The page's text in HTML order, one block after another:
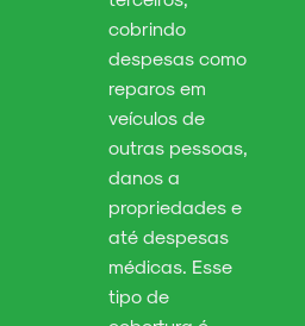
cobrindo
despesas como
reparos em
veículos de
outras pessoas,
danos a
propriedades e
até despesas
médicas. Esse
tipo de